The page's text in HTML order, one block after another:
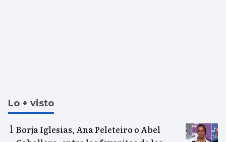
Lo + visto
Borja Iglesias, Ana Peleteiro o Abel